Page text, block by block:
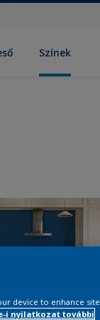
Színek
device to enhance site
i nyilatkozat további